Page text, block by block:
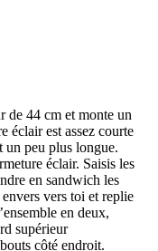
de 44 cm et monte un
éclair est assez courte
un peu plus longue.
éclair. Saisis les
en sandwich les
vers toi et replie
en deux,
supérieur
côté endroit.